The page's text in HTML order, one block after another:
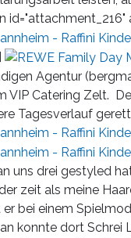
Agentur
VIP Catering Zelt.
Tagesverlauf
uns drei gestyled
zeit als meine
er bei einem
konnte dort Schrei